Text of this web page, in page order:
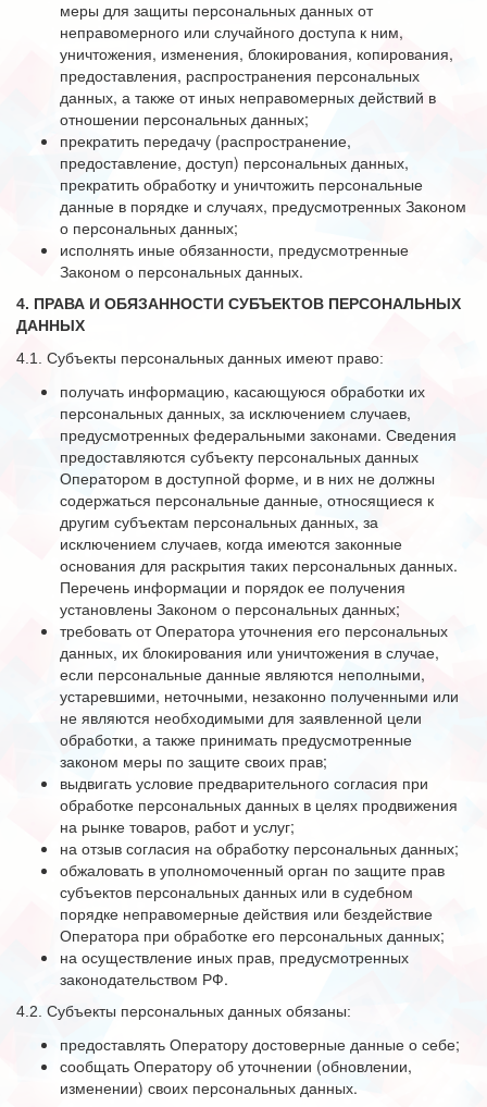
меры для защиты персональных данных от
неправомерного или случайного доступа к ним,
уничтожения, изменения, блокирования, копирования,
предоставления, распространения персональных
данных, а также от иных неправомерных действий в
отношении персональных данных;
прекратить передачу (распространение,
предоставление, доступ) персональных данных,
прекратить обработку и уничтожить персональные
данные в порядке и случаях, предусмотренных Законом
о персональных данных;
исполнять иные обязанности, предусмотренные
Законом о персональных данных.
4. ПРАВА И ОБЯЗАННОСТИ СУБЪЕКТОВ ПЕРСОНАЛЬНЫХ
ДАННЫХ
4.1. Субъекты персональных данных имеют право:
получать информацию, касающуюся обработки их
персональных данных, за исключением случаев,
предусмотренных федеральными законами. Сведения
предоставляются субъекту персональных данных
Оператором в доступной форме, и в них не должны
содержаться персональные данные, относящиеся к
другим субъектам персональных данных, за
исключением случаев, когда имеются законные
основания для раскрытия таких персональных данных.
Перечень информации и порядок ее получения
установлены Законом о персональных данных;
требовать от Оператора уточнения его персональных
данных, их блокирования или уничтожения в случае,
если персональные данные являются неполными,
устаревшими, неточными, незаконно полученными или
не являются необходимыми для заявленной цели
обработки, а также принимать предусмотренные
законом меры по защите своих прав;
выдвигать условие предварительного согласия при
обработке персональных данных в целях продвижения
на рынке товаров, работ и услуг;
на отзыв согласия на обработку персональных данных;
обжаловать в уполномоченный орган по защите прав
субъектов персональных данных или в судебном
порядке неправомерные действия или бездействие
Оператора при обработке его персональных данных;
на осуществление иных прав, предусмотренных
законодательством РФ.
4.2. Субъекты персональных данных обязаны:
предоставлять Оператору достоверные данные о себе;
сообщать Оператору об уточнении (обновлении,
изменении) своих персональных данных.